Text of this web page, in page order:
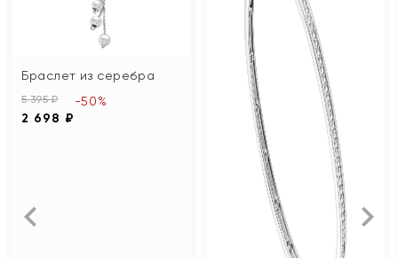
Браслет из серебра
5 395 ₽
2 698 ₽
-50%